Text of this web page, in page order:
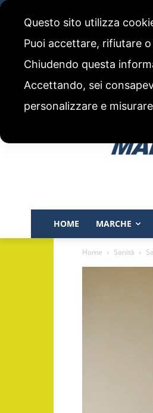
HOME MARCHE
Home Sanità
Questo sito utilizza
Puoi accettare, rifiutare
Chiudendo questa
Accettando, sei
personalizzare e